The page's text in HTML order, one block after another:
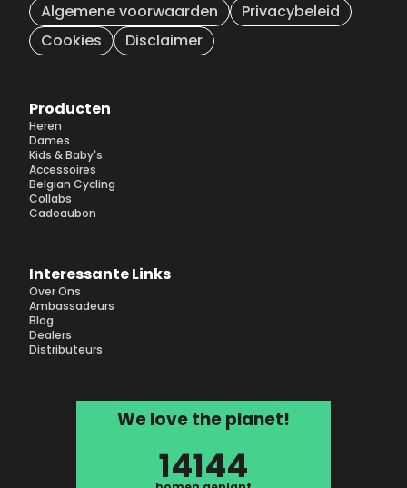
Algemene voorwaarden
Privacybeleid
Cookies
Disclaimer
Producten
Heren
Dames
Kids & Baby's
Accessoires
Belgian Cycling
Collabs
Cadeaubon
Interessante Links
Over Ons
Ambassadeurs
Blog
Dealers
Distributeurs
We love the planet!
14144